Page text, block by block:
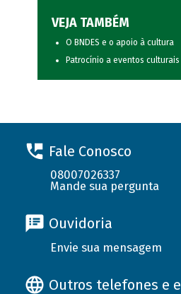
VEJA TAMBÉM
O BNDES e o apoio à cultura
Patrocínio a eventos culturais
Fale Conosco
08007026337
Mande sua pergunta
Ouvidoria
Envie sua mensagem
Outros telefones e